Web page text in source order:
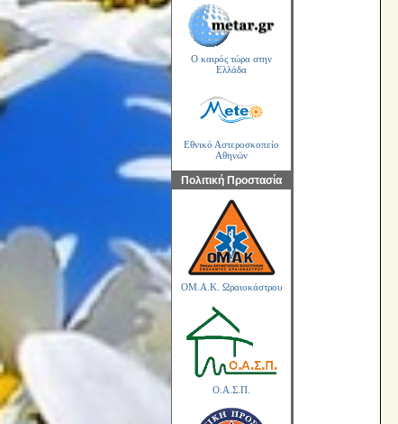
Ο καιρός τώρα στην
Ελλάδα
Εθνικό Αστεροσκοπείο
Αθηνών
Πολιτική Προστασία
ΟΜ.Α.Κ. Ωραιοκάστρου
Ο.Α.Σ.Π.